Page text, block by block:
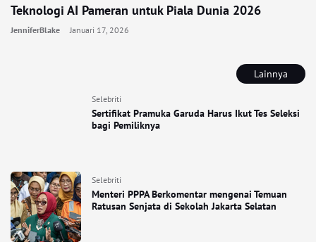
Lainnya
Selebriti
Sertifikat Pramuka Garuda Harus Ikut Tes Seleksi
bagi Pemiliknya
Selebriti
Menteri PPPA Berkomentar mengenai Temuan
Ratusan Senjata di Sekolah Jakarta Selatan
Teknologi AI Pameran untuk Piala Dunia 2026
JenniferBlake Januari 17, 2026